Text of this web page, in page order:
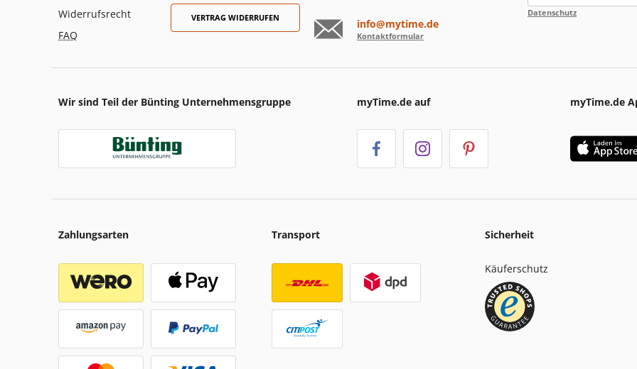
Widerrufsrecht
FAQ
VERTRAG WIDERRUFEN info@mytime.de
Kontaktformular
Datenschutz
Wir sind Teil der Bünting Unternehmensgruppe myTime.de auf myTime.de
Zahlungsarten Transport Sicherheit
Käuferschutz